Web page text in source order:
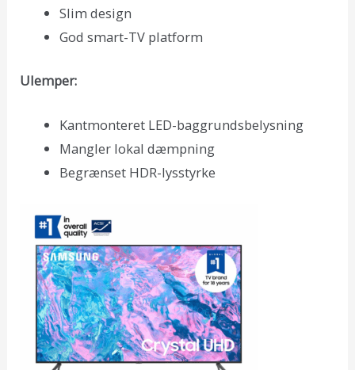
Slim design
God smart-TV platform
Ulemper:
Kantmonteret LED-baggrundsbelysning
Mangler lokal dæmpning
Begrænset HDR-lysstyrke